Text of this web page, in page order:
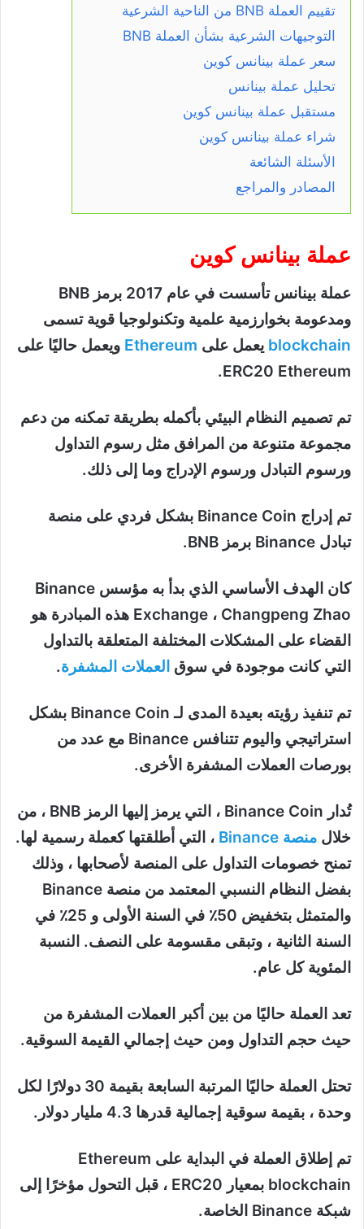
تقييم العملة BNB من الناحية الشرعية
التوجيهات الشرعية بشأن العملة BNB
سعر عملة بينانس كوين
تحليل عملة بينانس
مستقبل عملة بينانس كوين
شراء عملة بينانس كوين
الأسئلة الشائعة
المصادر والمراجع
عملة بينانس كوين
عملة بينانس تأسست في عام 2017 برمز BNB
ومدعومة بخوارزمية علمية وتكنولوجيا قوية تسمى
blockchain يعمل على Ethereum ويعمل حاليًا على
ERC20 Ethereum.
تم تصميم النظام البيئي بأكمله بطريقة تمكنه من دعم
مجموعة متنوعة من المرافق مثل رسوم التداول
ورسوم التبادل ورسوم الإدراج وما إلى ذلك.
تم إدراج Binance Coin بشكل فردي على منصة
تبادل Binance برمز BNB.
كان الهدف الأساسي الذي بدأ به مؤسس Binance
Exchange ، Changpeng Zhao هذه المبادرة هو
القضاء على المشكلات المختلفة المتعلقة بالتداول
التي كانت موجودة في سوق العملات المشفرة.
تم تنفيذ رؤيته بعيدة المدى لـ Binance Coin بشكل
استراتيجي واليوم تتنافس Binance مع عدد من
بورصات العملات المشفرة الأخرى.
تُدار Binance Coin ، التي يرمز إليها الرمز BNB ، من
خلال منصة Binance
، التي أطلقتها كعملة رسمية لها.
تمنح خصومات التداول على المنصة لأصحابها ، وذلك
بفضل النظام النسبي المعتمد من منصة Binance
والمتمثل بتخفيض 50٪ في السنة الأولى و 25٪ في
السنة الثانية ، وتبقى مقسومة على النصف. النسبة
المئوية كل عام.
تعد العملة حاليًا من بين أكبر العملات المشفرة من
حيث حجم التداول ومن حيث إجمالي القيمة السوقية.
تحتل العملة حاليًا المرتبة السابعة بقيمة 30 دولارًا لكل
وحدة ، بقيمة سوقية إجمالية قدرها 4.3 مليار دولار.
تم إطلاق العملة في البداية على Ethereum
blockchain بمعيار ERC20 ، قبل التحول مؤخرًا إلى
شبكة Binance الخاصة.